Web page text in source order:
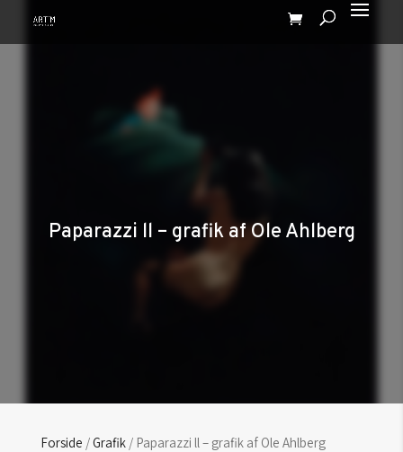
Paparazzi ll – grafik af Ole Ahlberg
Forside /Grafik/ Paparazzi ll – grafik af Ole Ahlberg